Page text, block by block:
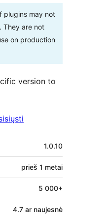
plugins may not
They are not
on production
version to
1.0.10
prieš 1 metai
5 000+
4.7 ar naujesnė